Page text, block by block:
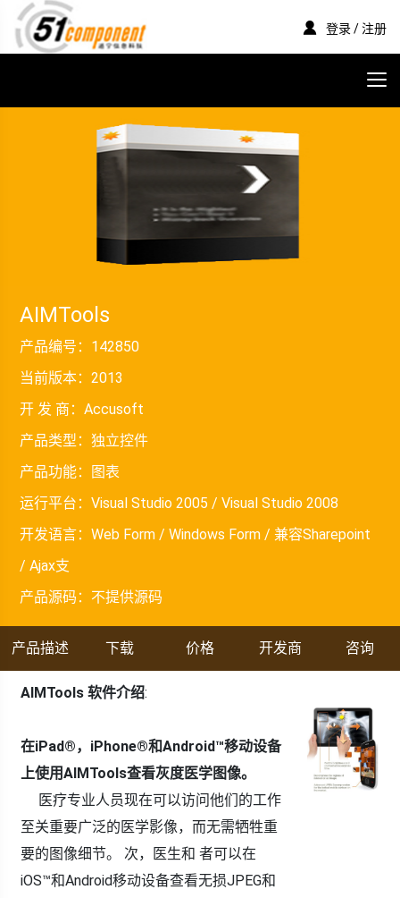
登录 / 注册
AIMTools
产品编号： 142850
当前版本：2013
开 发 商：Accusoft
产品类型：独立控件
产品功能： 图表
运行平台：Visual Studio 2005 / Visual Studio 2008
开发语言：Web Form / Windows Form / 兼容Sharepoint
/ Ajax支
产品源码： 不提供源码
产品描述 下载 价格 开发商 咨询
AIMTools 软件介绍:
在iPad®，iPhone®和Android™移动设备
上使用AIMTools查看灰度医学图像。
医疗专业人员现在可以访问他们的工作
至关重要广泛的医学影像，而无需牺牲重
要的图像细节。 次，医生和 者可以在
iOS™和Android移动设备查看无损JPEG和